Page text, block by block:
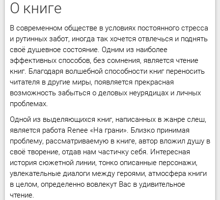
О книге
В современном обществе в условиях постоянного стресса
и рутинных забот, иногда так хочется отвлечься и поднять
своё душевное состояние. Одним из наиболее
эффективных способов, без сомнения, является чтение
книг. Благодаря волшебной способности книг переносить
читателя в другие миры, появляется прекрасная
возможность забыться о деловых неурядицах и личных
проблемах.
Одной из выделяющихся книг, написанных в жанре слеш,
является работа Renee «На грани». Близко принимая
проблему, рассматриваемую в книге, автор вложил душу в
своё творение, отдав нам частичку себя. Интересная
история сюжетной линии, тонко описанные персонажи,
увлекательные диалоги между героями, атмосфера книги
в целом, определенно вовлекут Вас в удивительное
чтение.